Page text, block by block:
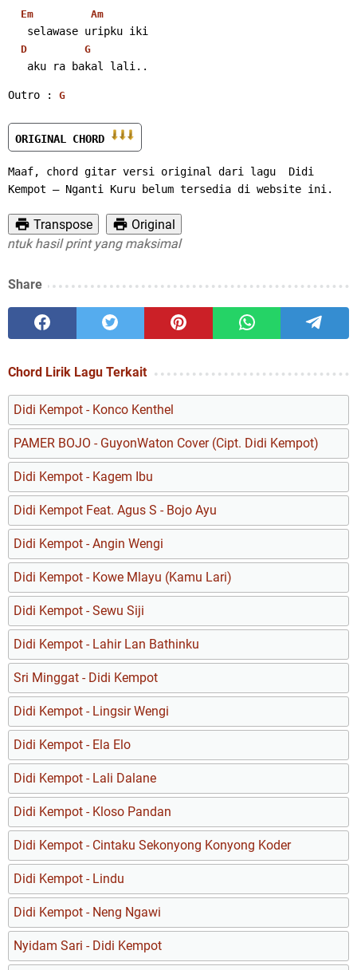
Em Am
   selawase uripku iki
D G
   aku ra bakal lali..
Outro : G
ORIGINAL CHORD
Maaf, chord gitar versi original dari lagu  Didi
Kempot – Nganti Kuru belum tersedia di website ini.
Transpose
Original
hasil print yang maksimal
Share
Chord Lirik Lagu Terkait
Didi Kempot - Konco Kenthel
PAMER BOJO - GuyonWaton Cover (Cipt. Didi Kempot)
Didi Kempot - Kagem Ibu
Didi Kempot Feat. Agus S - Bojo Ayu
Didi Kempot - Angin Wengi
Didi Kempot - Kowe Mlayu (Kamu Lari)
Didi Kempot - Sewu Siji
Didi Kempot - Lahir Lan Bathinku
Sri Minggat - Didi Kempot
Didi Kempot - Lingsir Wengi
Didi Kempot - Ela Elo
Didi Kempot - Lali Dalane
Didi Kempot - Kloso Pandan
Didi Kempot - Cintaku Sekonyong Konyong Koder
Didi Kempot - Lindu
Didi Kempot - Neng Ngawi
Nyidam Sari - Didi Kempot